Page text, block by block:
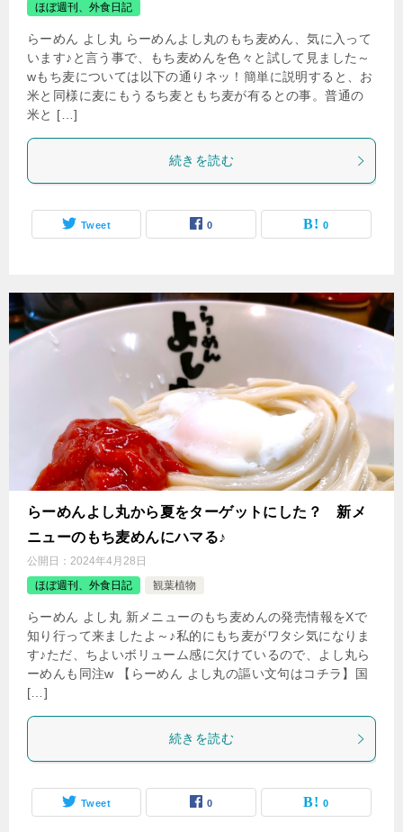
ほぼ週刊、外食日記
らーめん よし丸 らーめんよし丸のもち麦めん、気に入って
います♪と言う事で、もち麦めんを色々と試して見ました～
wもち麦については以下の通りネッ！簡単に説明すると、お
米と同様に麦にもうるち麦ともち麦が有るとの事。普通の
米と […]
続きを読む
Tweet 0 0
らーめんよし丸から夏をターゲットにした？ 新メ
ニューのもち麦めんにハマる♪
公開日： 2024年4月28日
ほぼ週刊、外食日記
観葉植物
らーめん よし丸 新メニューのもち麦めんの発売情報をXで
知り行って来ましたよ～♪私的にもち麦がワタシ気になりま
す♪ただ、ちよいボリューム感に欠けているので、よし丸ら
ーめんも同注w 【らーめん よし丸の謳い文句はコチラ】国
[…]
続きを読む
Tweet 0 0